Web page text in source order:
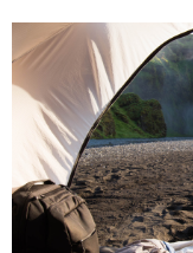
VYBAVENÍ
CYKLISTIKA
Značky